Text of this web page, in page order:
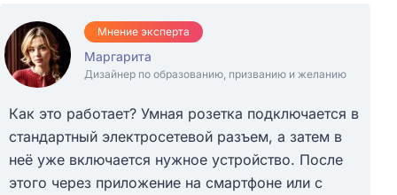
Мнение эксперта
Маргарита
Дизайнер по образованию, призванию и желанию
Как это работает? Умная розетка подключается в
стандартный электросетевой разъем, а затем в
неё уже включается нужное устройство. После
этого через приложение на смартфоне или с